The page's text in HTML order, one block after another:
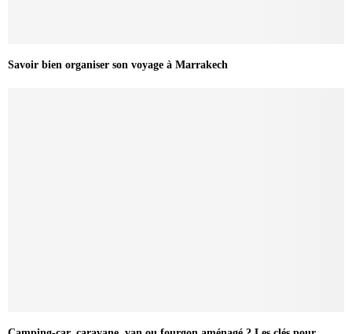
Savoir bien organiser son voyage à Marrakech